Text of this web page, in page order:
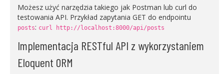
Możesz użyć narzędzia takiego jak Postman lub curl do
testowania API. Przykład zapytania GET do endpointu
posts: curl http://localhost:8000/api/posts
Implementacja RESTful API z wykorzystaniem
Eloquent ORM